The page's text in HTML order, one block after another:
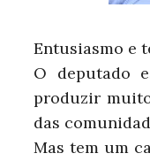
Entusiasmo e
O deputado
produzir
das
Mas tem um